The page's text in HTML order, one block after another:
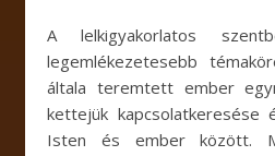
A lelkigyakorlatos
legemlékezetesebb
általa teremtett ember
kettejük kapcsolatkeresése
Isten és ember között.